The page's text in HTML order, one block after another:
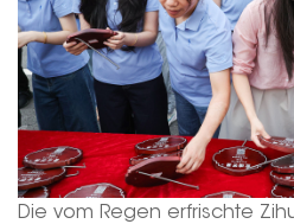
Die vom Regen erfrischte